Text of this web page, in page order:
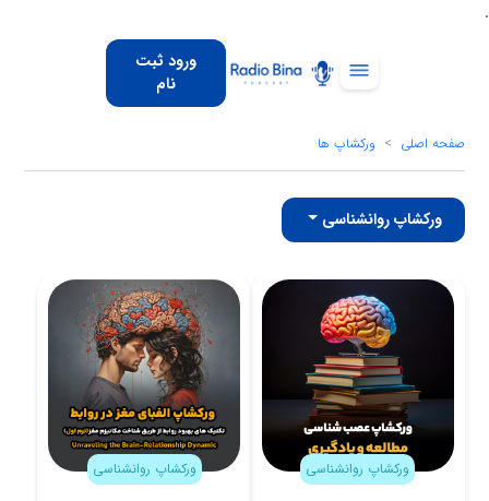
.
ورود ثبت
نام
صفحه اصلی ورکشاپ ها
ورکشاپ روانشناسی
ورکشاپ روانشناسی ورکشاپ روانشناسی